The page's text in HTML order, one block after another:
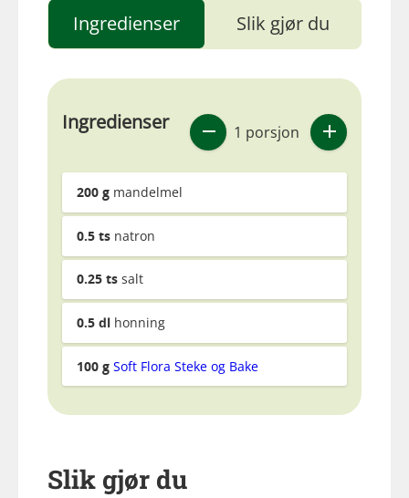
Ingredienser Slik gjør du
Ingredienser 1 porsjon
200 g mandelmel
0.5 ts natron
0.25 ts salt
0.5 dl honning
100 g Soft Flora Steke og Bake
Slik gjør du